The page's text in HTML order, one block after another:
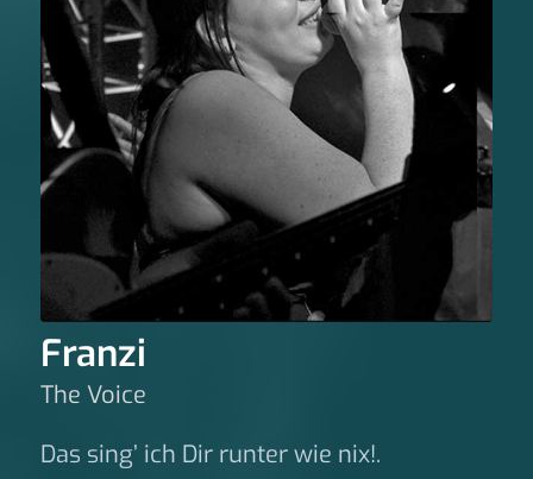
Franzi
The Voice
Das sing’ ich Dir runter wie nix!.